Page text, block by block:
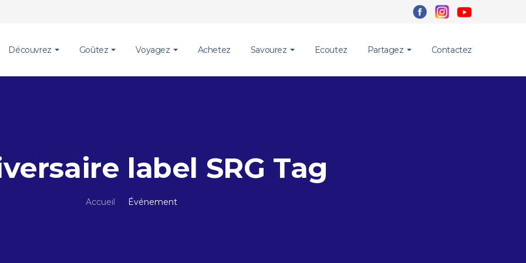
Découvrez Goûtez Voyagez Achetez Savourez Ecoutez Partagez Contactez
label SRG Tag
Accueil Événement